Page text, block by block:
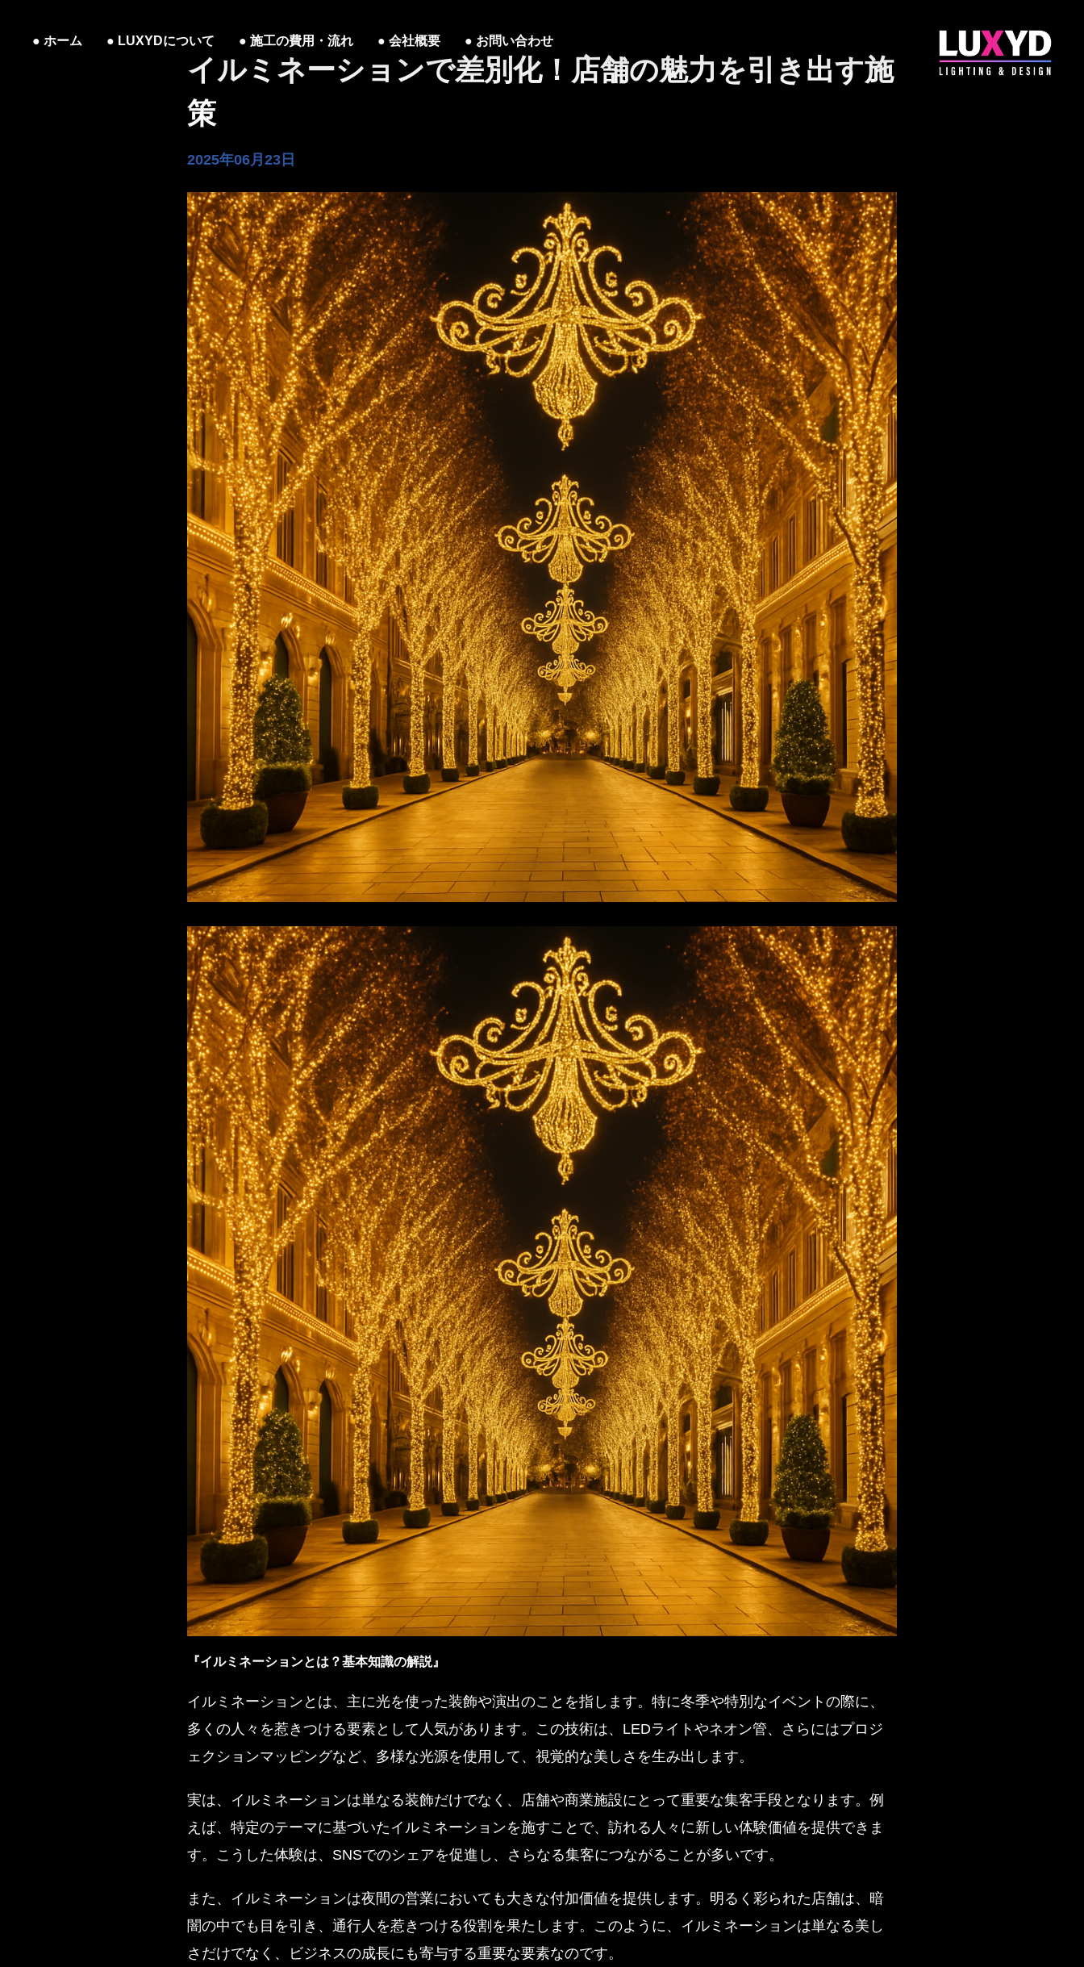
ホーム LUXYDについて 施工の費用・流れ 会社概要 お問い合わせ
イルミネーションで差別化！店舗の魅力を引き出す施
策
2025年06月23日
『イルミネーションとは？基本知識の解説』
イルミネーションとは、主に光を使った装飾や演出のことを指します。特に冬季や特別なイベントの際に、
多くの人々を惹きつける要素として人気があります。この技術は、LEDライトやネオン管、さらにはプロジ
ェクションマッピングなど、多様な光源を使用して、視覚的な美しさを生み出します。
実は、イルミネーションは単なる装飾だけでなく、店舗や商業施設にとって重要な集客手段となります。例
えば、特定のテーマに基づいたイルミネーションを施すことで、訪れる人々に新しい体験価値を提供できま
す。こうした体験は、SNSでのシェアを促進し、さらなる集客につながることが多いです。
また、イルミネーションは夜間の営業においても大きな付加価値を提供します。明るく彩られた店舗は、暗
闇の中でも目を引き、通行人を惹きつける役割を果たします。このように、イルミネーションは単なる美し
さだけでなく、ビジネスの成長にも寄与する重要な要素なのです。